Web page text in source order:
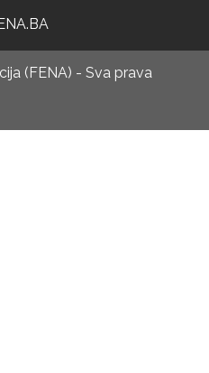
(FENA) - Sva prava